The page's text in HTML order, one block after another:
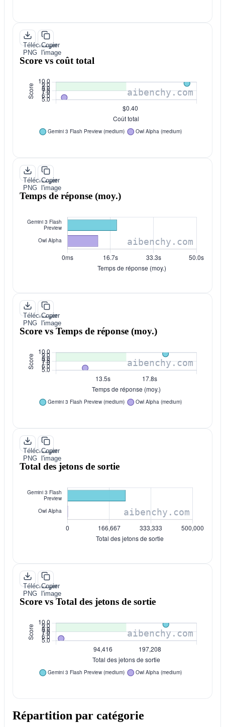
Télécharger
PNG
Copier
l'image
Score vs coût total
Télécharger
PNG
Copier
l'image
Temps de réponse (moy.)
Télécharger
PNG
Copier
l'image
Score vs Temps de réponse (moy.)
Télécharger
PNG
Copier
l'image
Total des jetons de sortie
Télécharger
PNG
Copier
l'image
Score vs Total des jetons de sortie
Répartition par catégorie